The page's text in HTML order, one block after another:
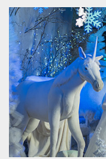
wordpress_test_cookie